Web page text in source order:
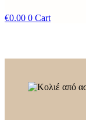
€0.00 0 Cart